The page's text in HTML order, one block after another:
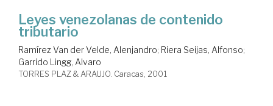
Leyes venezolanas de contenido
tributario
Ramírez Van der Velde, Alenjandro; Riera Seijas, Alfonso;
Garrido Lingg, Alvaro
TORRES PLAZ & ARAUJO. Caracas, 2001